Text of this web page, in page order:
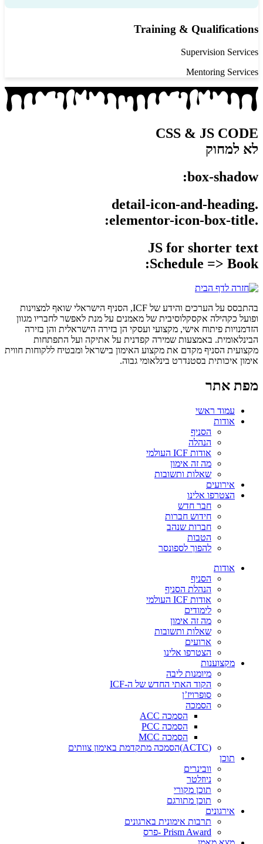
Training & Qualifications
Supervision Services
Mentoring Services
CSS & JS CODE
לא למחוק
box-shadow:
.detail-icon-and-heading
.elementor-icon-box-title:
JS for shorter text
Schedule => Book:
בהתבסס על הערכים והידע של ICF, הסניף הישראלי שואף למצוינות
ופועל כקהילה אקסקלוסיבית של מאמנים על מנת לאפשר לחבריו מגוון
הזדמנויות פיתוח אישי, מקצועי ועסקי הן בזירה הישראלית והן בזירה
הבינלאומית. באמצעות שמירה קפדנית על אתיקה ועל התפתחות
מקצועית הסניף מקדם את מקצוע האימון בישראל ומבטיח ללקוחות חווית
אימון איכותית בסטנדרט בינלאומי גבוה.
מפת אתר
עמוד ראשי
אודות
הסניף
הנהלה
אודות ICF העולמי
מה זה אימון
שאלות ותשובות
אירועים
הצטרפו אלינו
חבר חדש
חידוש חברות
חברות שנהב
הטבות
להפוך לספונסר
אודות
הסניף
הנהלת הסניף
אודות ICF העולמי
לימודים
מה זה אימון
שאלות ותשובות
ארועים
הצטרפו אלינו
מקצוענות
מיומנות ליבה
הקוד האתי החדש של ה-ICF
סופרויז’ן
הסמכה
הסמכה ACC
הסמכה PCC
הסמכה MCC
(ACTC)הסמכה מתקדמת באימון צוותים
תוכן
וובינרים
ניוזלטר
תוכן מקורי
תוכן מתורגם
אירגונים
תרבות אימונית בארגונים
Prism Award -פרס